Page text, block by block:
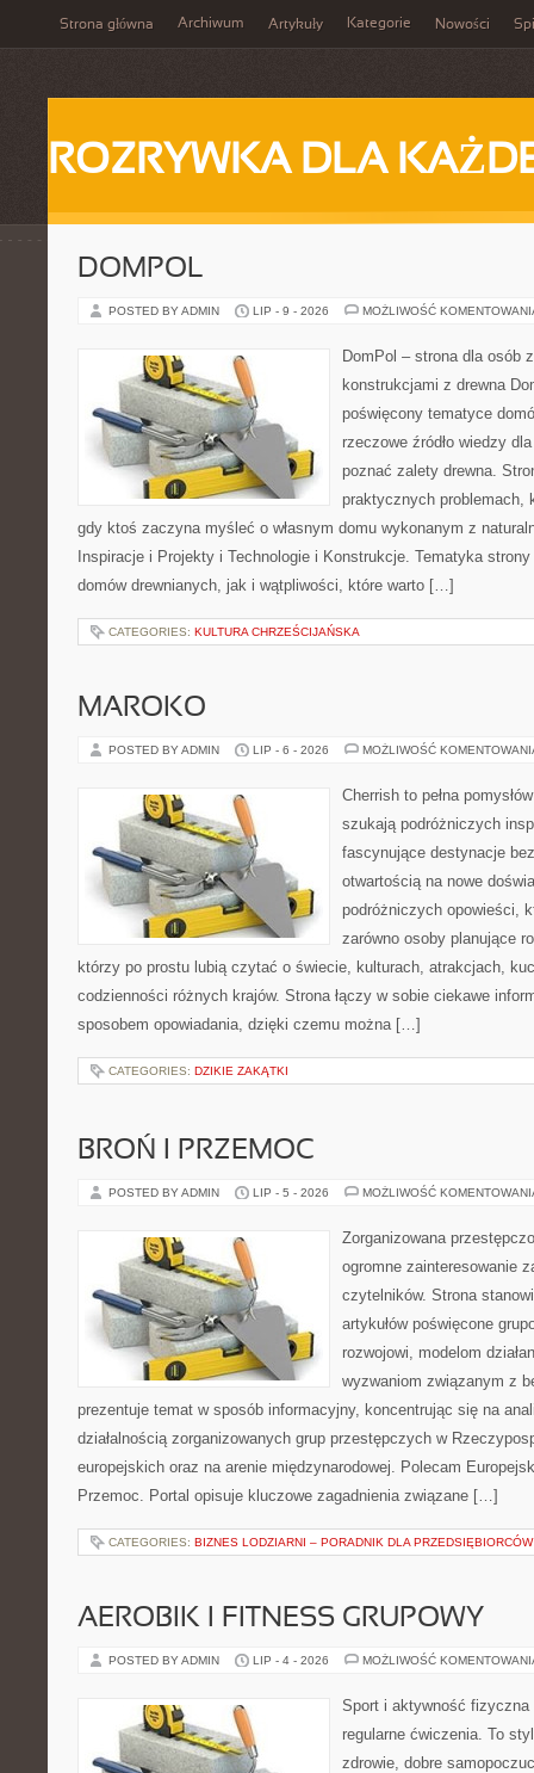
Strona główna Archiwum Artykuły Kategorie Nowości
ROZRYWKA DLA
DOMPOL
POSTED BY ADMIN LIP - 9 - 2026 MOŻLIWOŚĆ
DomPol – strona dla osób
konstrukcjami z drewna
poświęcony tematyce
rzeczowe źródło wiedzy
poznać zalety drewna.
praktycznych problemach,
gdy ktoś zaczyna myśleć o własnym domu wykonanym z
Inspiracje i Projekty i Technologie i Konstrukcje. Tematyka
domów drewnianych, jak i wątpliwości, które warto […]
CATEGORIES: KULTURA CHRZEŚCIJAŃSKA
MAROKO
POSTED BY ADMIN LIP - 6 - 2026 MOŻLIWOŚĆ
Cherrish to pełna
szukają podróżniczych
fascynujące destynacje
otwartością na nowe
podróżniczych opowieści,
zarówno osoby planujące
którzy po prostu lubią czytać o świecie, kulturach, atrakcjach,
codzienności różnych krajów. Strona łączy w sobie ciekawe
sposobem opowiadania, dzięki czemu można […]
CATEGORIES: DZIKIE ZAKĄTKI
BROŃ I PRZEMOC
POSTED BY ADMIN LIP - 5 - 2026 MOŻLIWOŚĆ
Zorganizowana
ogromne zainteresowanie
czytelników. Strona
artykułów poświęcone
rozwojowi, modelom
wyzwaniom związanym z
prezentuje temat w sposób informacyjny, koncentrując się na
działalnością zorganizowanych grup przestępczych w
europejskich oraz na arenie międzynarodowej. Polecam
Przemoc. Portal opisuje kluczowe zagadnienia związane […]
CATEGORIES: BIZNES LODZIARNI – PORADNIK DLA PRZEDSIĘBIORCÓW
AEROBIK I FITNESS GRUPOWY
POSTED BY ADMIN LIP - 4 - 2026 MOŻLIWOŚĆ
Sport i aktywność
regularne ćwiczenia. To
zdrowie, dobre